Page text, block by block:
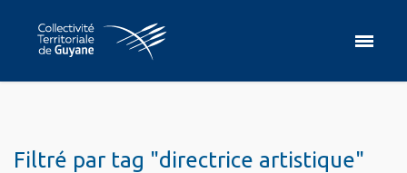
Filtré par tag "directrice artistique"